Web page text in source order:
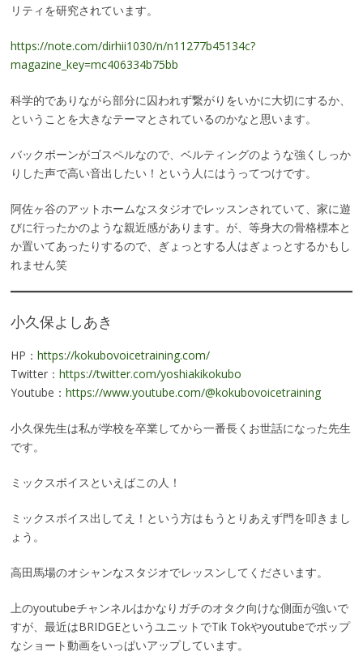
リティを研究されています。
https://note.com/dirhii1030/n/n11277b45134c?
magazine_key=mc406334b75bb
科学的でありながら部分に囚われず繋がりをいかに大切にするか、
ということを大きなテーマとされているのかなと思います。
バックボーンがゴスペルなので、ベルティングのような強くしっか
りした声で高い音出したい！という人にはうってつけです。
阿佐ヶ谷のアットホームなスタジオでレッスンされていて、家に遊
びに行ったかのような親近感があります。が、等身大の骨格標本と
か置いてあったりするので、ぎょっとする人はぎょっとするかもし
れません笑
小久保よしあき
HP： https://kokubovoicetraining.com/
Twitter： https://twitter.com/yoshiakikokubo
Youtube： https://www.youtube.com/@kokubovoicetraining
小久保先生は私が学校を卒業してから一番長くお世話になった先生
です。
ミックスボイスといえばこの人！
ミックスボイス出してえ！という方はもうとりあえず門を叩きまし
ょう。
高田馬場のオシャンなスタジオでレッスンしてくださいます。
上のyoutubeチャンネルはかなりガチのオタク向けな側面が強いで
すが、最近はBRIDGEというユニットでTik Tokやyoutubeでポップ
なショート動画をいっぱいアップしています。